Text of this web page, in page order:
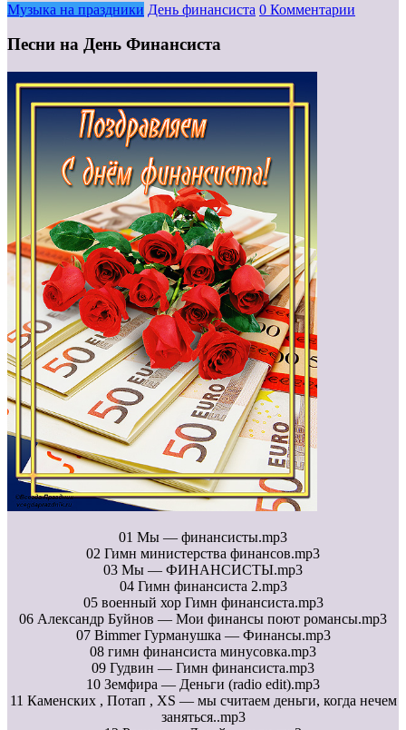
Музыка на праздники День финансиста 0 Комментарии
Песни на День Финансиста
01 Мы — финансисты.mp3
02 Гимн министерства финансов.mp3
03 Мы — ФИНАНСИСТЫ.mp3
04 Гимн финансиста 2.mp3
05 военный хор Гимн финансиста.mp3
06 Александр Буйнов — Мои финансы поют романсы.mp3
07 Bimmer Гурманушка — Финансы.mp3
08 гимн финансиста минусовка.mp3
09 Гудвин — Гимн финансиста.mp3
10 Земфира — Деньги (radio edit).mp3
11 Каменских , Потап , XS — мы считаем деньги, когда нечем
заняться..mp3